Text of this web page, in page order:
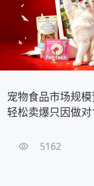
宠物食品市场规模
轻松卖爆只因做对
5162